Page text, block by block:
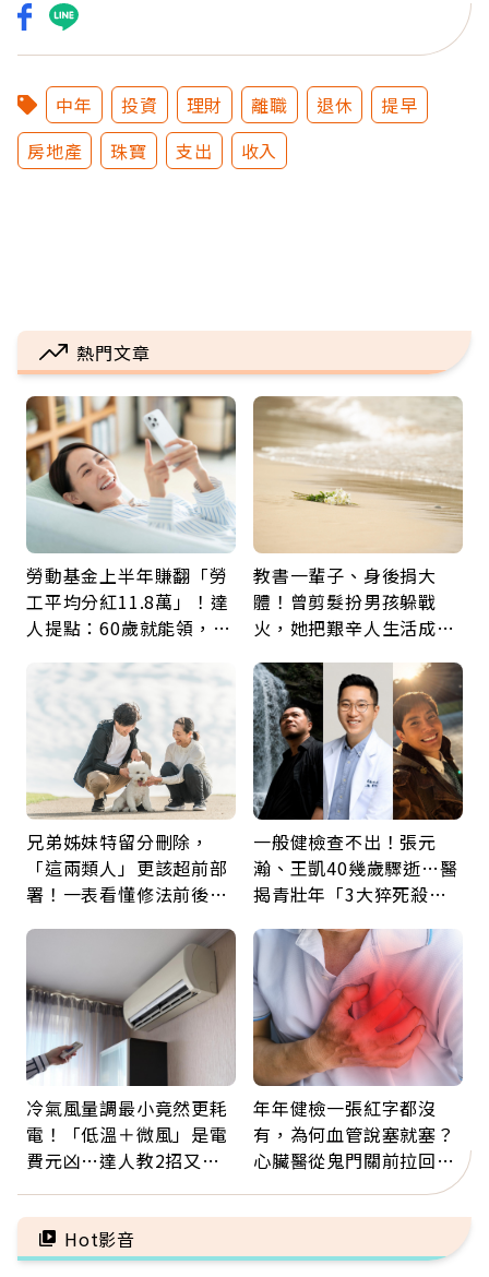
中年 投資 理財 離職 退休
提早
房地產
珠寶 支出 收入
熱門文章
勞動基金上半年賺翻「勞
工平均分紅11.8萬」！達
人提點：60歲就能領，重
教書一輩子、身後捐大
體！曾剪髮扮男孩躲戰
火，她把艱辛人生活成風
福
兄弟姊妹特留分刪除，
「這兩類人」更該超前部
署！一表看懂修法前後差
一般健檢查不出！張元
瀚、王凱40幾歲驟逝…醫
揭青壯年「3大猝死殺
雷
冷氣風量調最小竟然更耗
電！「低溫＋微風」是電
費元凶…達人教2招又涼
年年健檢一張紅字都沒
有，為何血管說塞就塞？
心臟醫從鬼門關前拉回病
人：會不會心梗要看對數
字
Hot影音